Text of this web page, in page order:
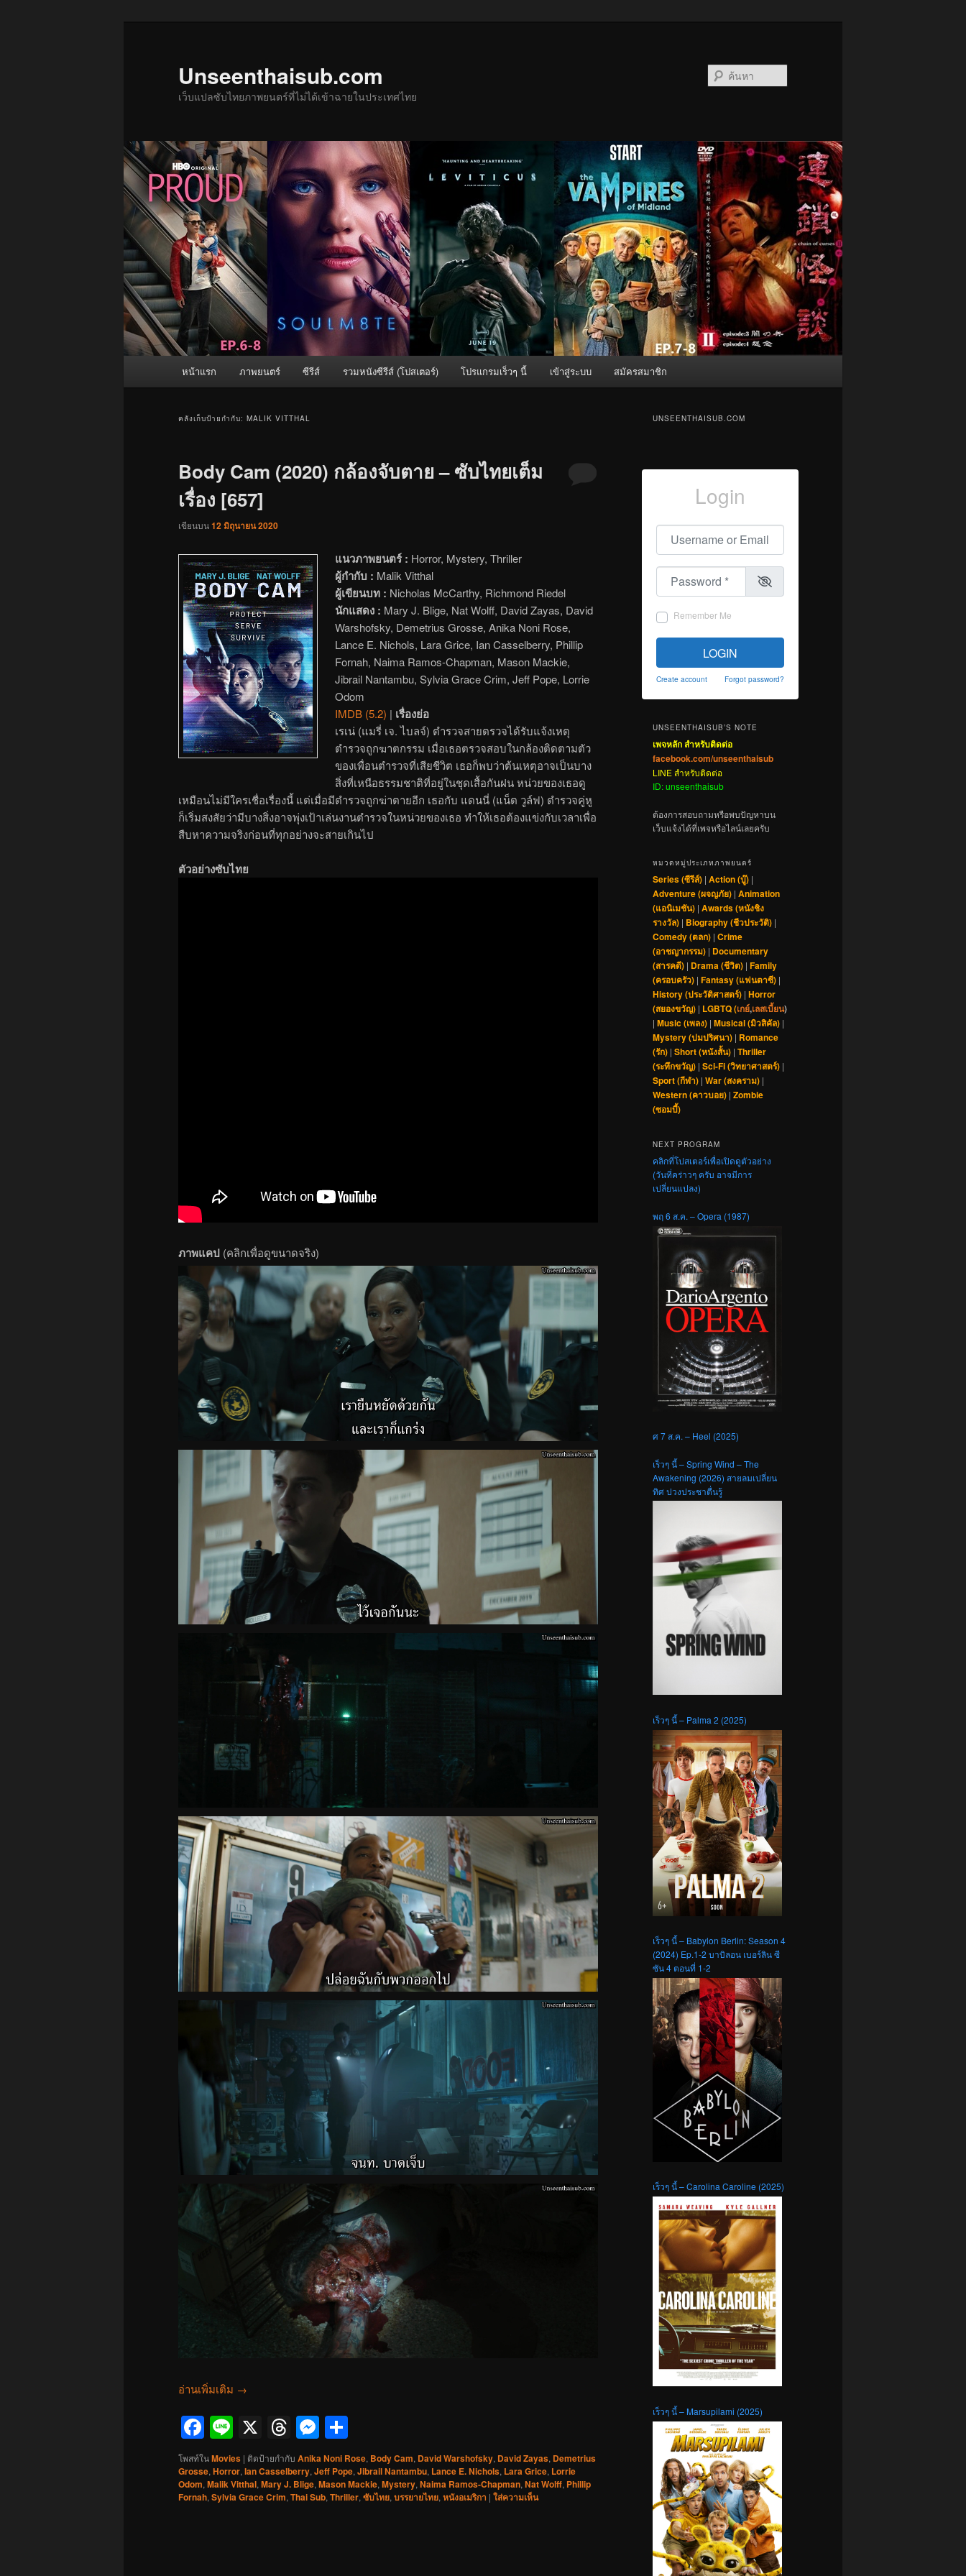
Unseenthaisub.com
เว็บแปลซับไทยภาพยนตร์ที่ไม่ได้เข้าฉายในประเทศไทย
หน้าแรก ภาพยนตร์ ซีรีส์ รวมหนังซีรีส์ (โปสเตอร์) โปรแกรมเร็วๆ นี้ เข้าสู่ระบบ สมัครสมาชิก
คลังเก็บป้ายกำกับ: MALIK VITTHAL
Body Cam (2020) กล้องจับตาย – ซับไทยเต็ม
เรื่อง [657]
เขียนบน12 มิถุนายน 2020
แนวภาพยนตร์ : Horror, Mystery, Thriller
ผู้กำกับ : Malik Vitthal
ผู้เขียนบท : Nicholas McCarthy, Richmond Riedel
นักแสดง : Mary J. Blige, Nat Wolff, David Zayas, David
Warshofsky, Demetrius Grosse, Anika Noni Rose,
Lance E. Nichols, Lara Grice, Ian Casselberry, Phillip
Fornah, Naima Ramos-Chapman, Mason Mackie,
Jibrail Nantambu, Sylvia Grace Crim, Jeff Pope, Lorrie
Odom
IMDB (5.2) | เรื่องย่อ
เรเน่ (แมรี่ เจ. ไบลจ์) ตำรวจสายตรวจได้รับแจ้งเหตุ
ตำรวจถูกฆาตกรรม เมื่อเธอตรวจสอบในกล้องติดตามตัว
ของเพื่อนตำรวจที่เสียชีวิต เธอก็พบว่าต้นเหตุอาจเป็นบาง
สิ่งที่เหนือธรรมชาติที่อยู่ในชุดเสื้อกันฝน หน่วยของเธอดู
เหมือนไม่มีใครเชื่อเรื่องนี้ แต่เมื่อมีตำรวจถูกฆ่าตายอีก เธอกับ แดนนี่ (แน็ต วูล์ฟ) ตำรวจคู่หู
ก็เริ่มสงสัยว่ามีบางสิ่งอาจพุ่งเป้าเล่นงานตำรวจในหน่วยของเธอ ทำให้เธอต้องแข่งกับเวลาเพื่อ
สืบหาความจริงก่อนที่ทุกอย่างจะสายเกินไป
ตัวอย่างซับไทย
ภาพแคป (คลิกเพื่อดูขนาดจริง)
อ่านเพิ่มเติม →
Facebook
Line
X Threads
Messenger
โพสท์ในMovies | ติดป้ายกำกับ Anika Noni Rose, Body Cam, David Warshofsky, David Zayas, Demetrius
Grosse, Horror, Ian Casselberry, Jeff Pope, Jibrail Nantambu, Lance E. Nichols, Lara Grice, Lorrie
Odom, Malik Vitthal, Mary J. Blige, Mason Mackie, Mystery, Naima Ramos-Chapman, Nat Wolff, Phillip
Fornah, Sylvia Grace Crim, Thai Sub, Thriller, ซับไทย, บรรยายไทย, หนังอเมริกา | ใส่ความเห็น
UNSEENTHAISUB.COM
Login
Username or Email
Password
Remember Me
LOGIN
Create account Forgot password?
UNSEENTHAISUB’S NOTE
เพจหลัก สำหรับติดต่อ
facebook.com/unseenthaisub
LINE สำหรับติดต่อ
ID: unseenthaisub
ต้องการสอบถามหรือพบปัญหาบน
เว็บแจ้งได้ที่เพจหรือไลน์เลยครับ
หมวดหมู่ประเภทภาพยนตร์
Series (ซีรีส์) | Action (บู๊) |
Adventure (ผจญภัย) | Animation
(แอนิเมชัน) | Awards (หนังชิง
รางวัล) | Biography (ชีวประวัติ) |
Comedy (ตลก) | Crime
(อาชญากรรม) | Documentary
(สารคดี) | Drama (ชีวิต) | Family
(ครอบครัว) | Fantasy (แฟนตาซี) |
History (ประวัติศาสตร์) | Horror
(สยองขวัญ) | LGBTQ (เกย์,เลสเบี้ยน)
| Music (เพลง) | Musical (มิวสิคัล) |
Mystery (ปมปริศนา) | Romance
(รัก) | Short (หนังสั้น) | Thriller
(ระทึกขวัญ) | Sci-Fi (วิทยาศาสตร์) |
Sport (กีฬา) | War (สงคราม) |
Western (คาวบอย) | Zombie
(ซอมบี้)
NEXT PROGRAM
คลิกที่โปสเตอร์เพื่อเปิดดูตัวอย่าง
(วันที่คร่าวๆ ครับ อาจมีการ
เปลี่ยนแปลง)
พฤ 6 ส.ค. – Opera (1987)
ศ 7 ส.ค. – Heel (2025)
เร็วๆ นี้ – Spring Wind – The
Awakening (2026) สายลมเปลี่ยน
ทิศ ปวงประชาตื่นรู้
เร็วๆ นี้ – Palma 2 (2025)
เร็วๆ นี้ – Babylon Berlin: Season 4
(2024) Ep.1-2 บาบิลอน เบอร์ลิน ซี
ซัน 4 ตอนที่ 1-2
เร็วๆ นี้ – Carolina Caroline (2025)
เร็วๆ นี้ – Marsupilami (2025)